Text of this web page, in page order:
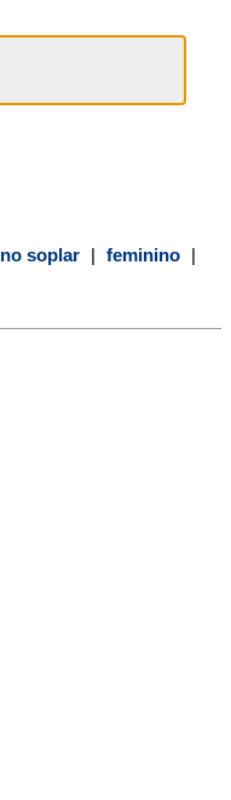
no soplar | feminino |